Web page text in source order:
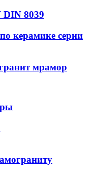
DIN 8039
керамике серии
мрамор